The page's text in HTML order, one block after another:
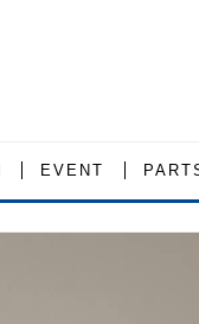
EVENT